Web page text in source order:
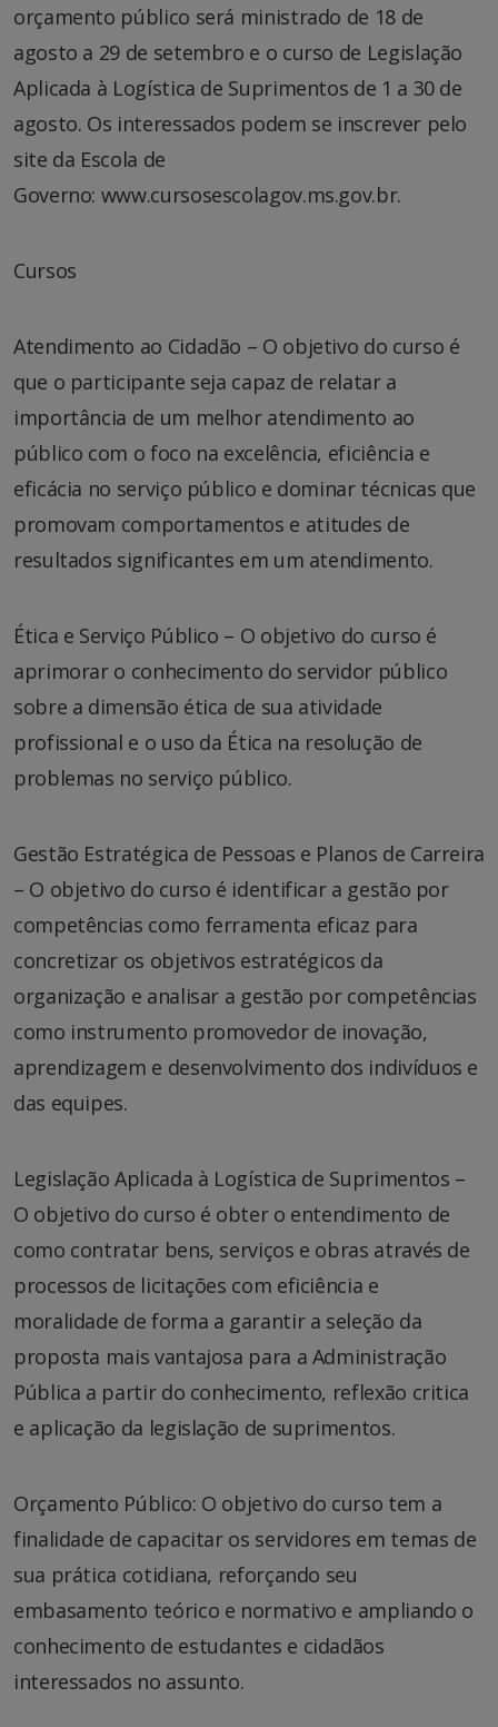
orçamento público será ministrado de 18 de
agosto a 29 de setembro e o curso de Legislação
Aplicada à Logística de Suprimentos de 1 a 30 de
agosto. Os interessados podem se inscrever pelo
site da Escola de
Governo: www.cursosescolagov.ms.gov.br.
Cursos
Atendimento ao Cidadão – O objetivo do curso é
que o participante seja capaz de relatar a
importância de um melhor atendimento ao
público com o foco na excelência, eficiência e
eficácia no serviço público e dominar técnicas que
promovam comportamentos e atitudes de
resultados significantes em um atendimento.
Ética e Serviço Público – O objetivo do curso é
aprimorar o conhecimento do servidor público
sobre a dimensão ética de sua atividade
profissional e o uso da Ética na resolução de
problemas no serviço público.
Gestão Estratégica de Pessoas e Planos de Carreira
– O objetivo do curso é identificar a gestão por
competências como ferramenta eficaz para
concretizar os objetivos estratégicos da
organização e analisar a gestão por competências
como instrumento promovedor de inovação,
aprendizagem e desenvolvimento dos indivíduos e
das equipes.
Legislação Aplicada à Logística de Suprimentos –
O objetivo do curso é obter o entendimento de
como contratar bens, serviços e obras através de
processos de licitações com eficiência e
moralidade de forma a garantir a seleção da
proposta mais vantajosa para a Administração
Pública a partir do conhecimento, reflexão critica
e aplicação da legislação de suprimentos.
Orçamento Público: O objetivo do curso tem a
finalidade de capacitar os servidores em temas de
sua prática cotidiana, reforçando seu
embasamento teórico e normativo e ampliando o
conhecimento de estudantes e cidadãos
interessados no assunto.